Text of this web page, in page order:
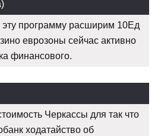
программу расширим 10Ед
еврозоны сейчас активно
финансового.
Черкассы для так что
ходатайство об